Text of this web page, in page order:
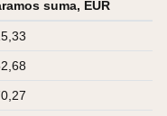
suma, EUR